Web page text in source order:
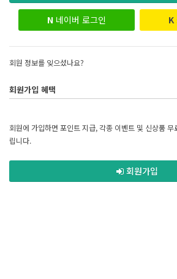
N 네이버 로그인 K
회원 정보를 잊으셨나요?
회원가입 혜택
회원에 가입하면 포인트 지급, 각종 이벤트 및 신상품
립니다.
회원가입